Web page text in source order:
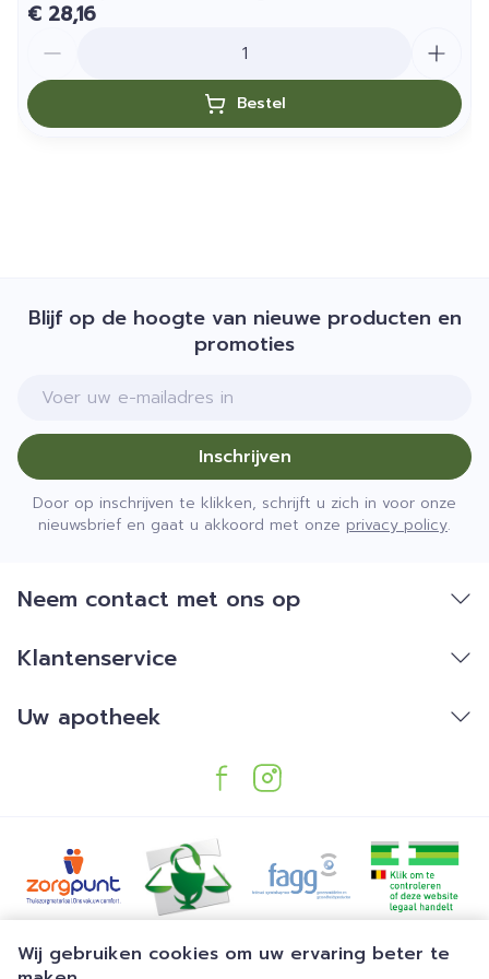
Wij gebruiken cookies om uw ervaring beter te
€ 28,16
Bestel
Blijf op de hoogte van nieuwe producten en
promoties
E-mail adres
Inschrijven
Door op inschrijven te klikken, schrijft u zich in voor onze
nieuwsbrief en gaat u akkoord met onze privacy policy.
Neem contact met ons op
Klantenservice
Uw apotheek
Juridische links